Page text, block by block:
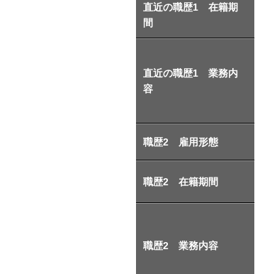
直近の職歴1 在籍期
間
直近の職歴1 業務内
容
職歴2 雇用形態
職歴2 在籍期間
職歴2 業務内容